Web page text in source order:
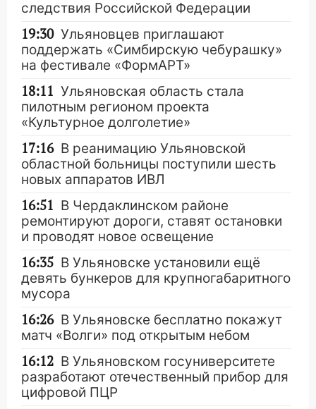
следствия Российской Федерации
19:30 Ульяновцев приглашают
поддержать «Симбирскую чебурашку»
на фестивале «ФормАРТ»
18:11 Ульяновская область стала
пилотным регионом проекта
«Культурное долголетие»
17:16 В реанимацию Ульяновской
областной больницы поступили шесть
новых аппаратов ИВЛ
16:51 В Чердаклинском районе
ремонтируют дороги, ставят остановки
и проводят новое освещение
16:35 В Ульяновске установили ещё
девять бункеров для крупногабаритного
мусора
16:26 В Ульяновске бесплатно покажут
матч «Волги» под открытым небом
16:12 В Ульяновском госуниверситете
разработают отечественный прибор для
цифровой ПЦР